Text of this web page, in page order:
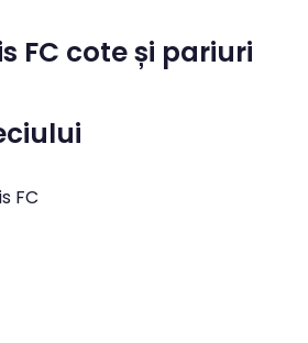
FC cote și pariuri
FC